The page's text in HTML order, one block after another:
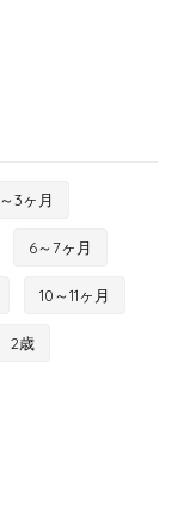
3ヶ月
6～7ヶ月
10～11ヶ月
2歳